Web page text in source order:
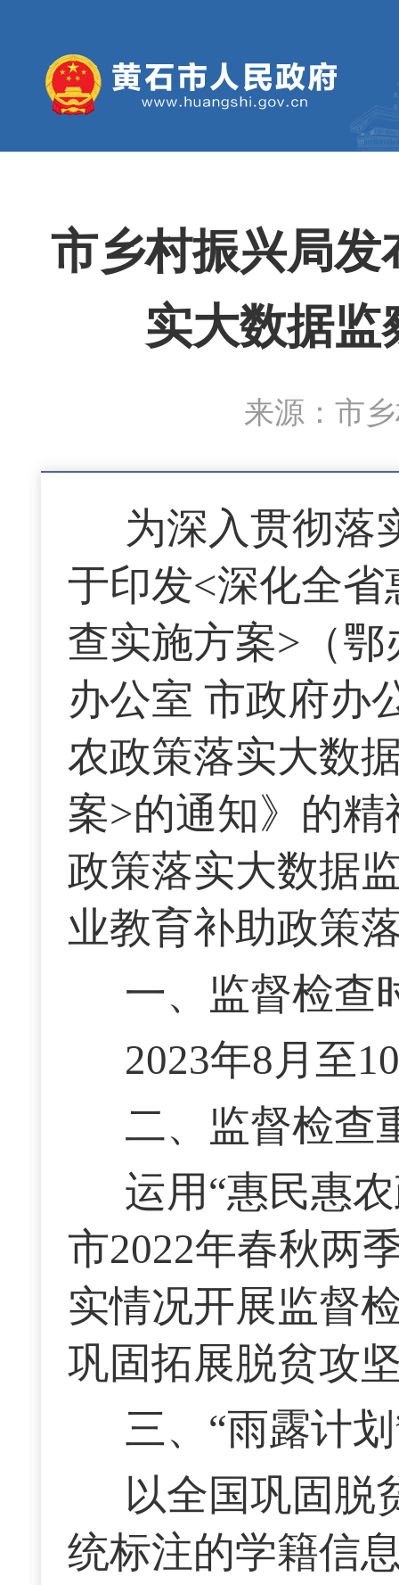
市乡村振兴局发
实大数据监
来源：市
为深入贯彻落
于印发<深化全
查实施方案>（鄂
办公室 市政府办
农政策落实大数
案>的通知》的
政策落实大数据
业教育补助政策
一、监督检查
2023年8月至
二、监督检查
运用“惠民惠
市2022年春秋两
实情况开展监督
巩固拓展脱贫攻
三、“雨露计
以全国巩固脱
统标注的学籍信